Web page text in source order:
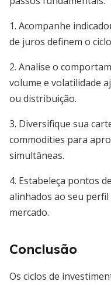
1. Acompanhe
de juros definem o
2. Analise o
volume e volatilidade
ou distribuição.
3. Diversifique sua
commodities para
simultâneas.
4. Estabeleça pontos
alinhados ao seu
mercado.
Conclusão
Os ciclos de